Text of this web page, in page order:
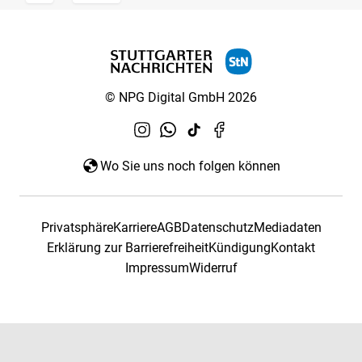
© NPG Digital GmbH 2026
Wo Sie uns noch folgen können
PrivatsphäreKarriereAGBDatenschutzMediadaten
Erklärung zur BarrierefreiheitKündigungKontakt
ImpressumWiderruf